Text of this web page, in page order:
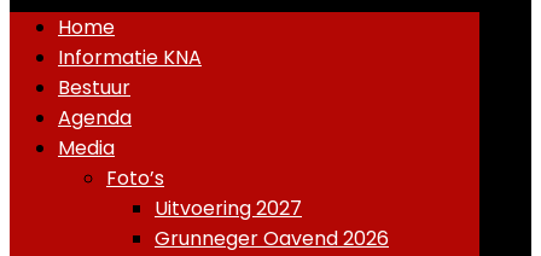
Home
Informatie KNA
Bestuur
Agenda
Media
Foto’s
Uitvoering 2027
Grunneger Oavend 2026